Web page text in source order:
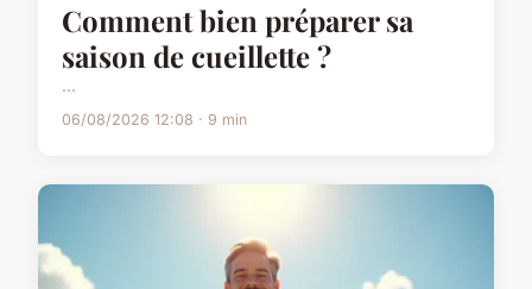
Comment bien préparer sa
saison de cueillette ?
...
06/08/2026 12:08 · 9 min